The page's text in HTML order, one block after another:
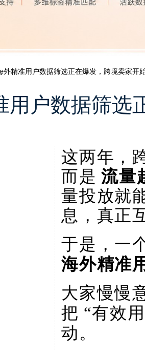
外精准用户数据筛选正在爆发，跨境卖家开
用户数据筛选
这两年，
而是流量
量投放就
息，真正
于是，一
海外精准
大家慢慢
把 “有效
动。